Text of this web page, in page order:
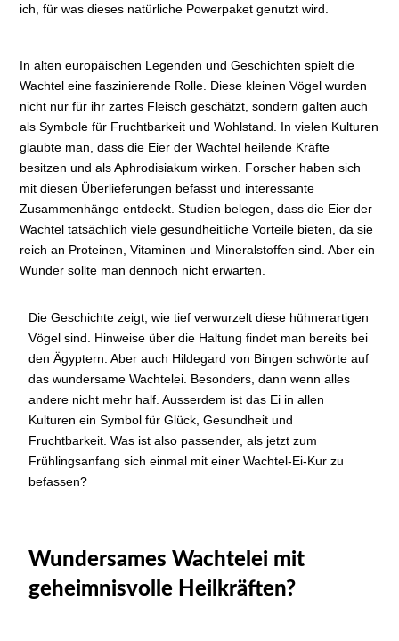
ich, für was dieses natürliche Powerpaket genutzt wird.
In alten europäischen Legenden und Geschichten spielt die
Wachtel eine faszinierende Rolle. Diese kleinen Vögel wurden
nicht nur für ihr zartes Fleisch geschätzt, sondern galten auch
als Symbole für Fruchtbarkeit und Wohlstand. In vielen Kulturen
glaubte man, dass die Eier der Wachtel heilende Kräfte
besitzen und als Aphrodisiakum wirken. Forscher haben sich
mit diesen Überlieferungen befasst und interessante
Zusammenhänge entdeckt. Studien belegen, dass die Eier der
Wachtel tatsächlich viele gesundheitliche Vorteile bieten, da sie
reich an Proteinen, Vitaminen und Mineralstoffen sind. Aber ein
Wunder sollte man dennoch nicht erwarten.
Die Geschichte zeigt, wie tief verwurzelt diese hühnerartigen
Vögel sind. Hinweise über die Haltung findet man bereits bei
den Ägyptern. Aber auch Hildegard von Bingen schwörte auf
das wundersame Wachtelei. Besonders, dann wenn alles
andere nicht mehr half. Ausserdem ist das Ei in allen
Kulturen ein Symbol für Glück, Gesundheit und
Fruchtbarkeit. Was ist also passender, als jetzt zum
Frühlingsanfang sich einmal mit einer Wachtel-Ei-Kur zu
befassen?
Wundersames Wachtelei mit
geheimnisvolle Heilkräften?